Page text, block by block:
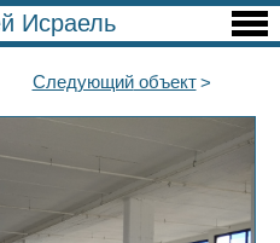
Исраель
Следующийобъект